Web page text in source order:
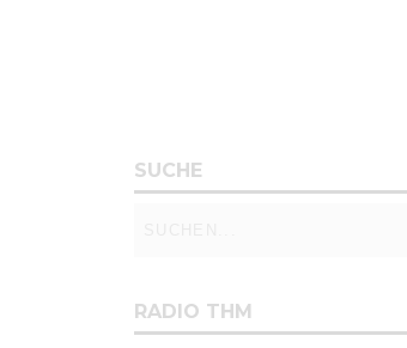
SUCHE
RADIO THM